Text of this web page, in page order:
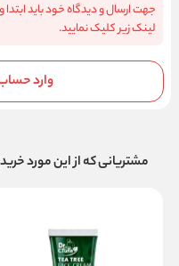
جهت ارسال و دیدگاه خود باید
لینک زیر کلیک نمایید.
وارد
مشتریانی که از این مورد